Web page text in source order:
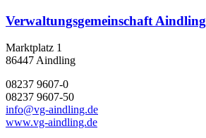
Verwaltungsgemeinschaft Aindling
Marktplatz 1
86447 Aindling
08237 9607-0
08237 9607-50
info@vg-aindling.de
www.vg-aindling.de